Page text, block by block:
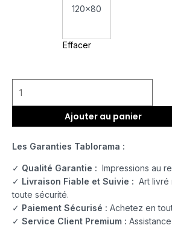
120x80
Effacer
Ajouter au panier
Les Garanties Tablorama :
✓ Qualité Garantie : Impressions au
✓ Livraison Fiable et Suivie : Art livré
toute sécurité.
✓ Paiement Sécurisé : Achetez en
✓ Service Client Premium :